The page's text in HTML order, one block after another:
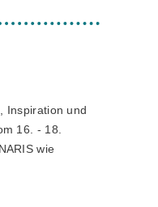
Inspiration und
16. - 18.
wie